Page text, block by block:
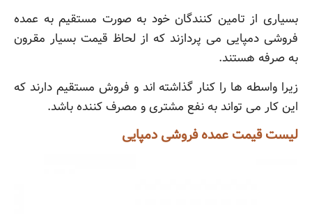
بسیاری از تامین کنندگان خود به صورت مستقیم به عمده
فروشی دمپایی می پردازند که از لحاظ قیمت بسیار مقرون
به صرفه هستند.
زیرا واسطه ها را کنار گذاشته اند و فروش مستقیم دارند که
این کار می تواند به نفع مشتری و مصرف کننده باشد.
لیست قیمت عمده فروشی دمپایی